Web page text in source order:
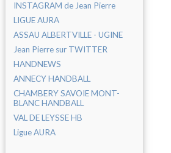
INSTAGRAM de Jean Pierre
LIGUE AURA
ASSAU ALBERTVILLE - UGINE
Jean Pierre sur TWITTER
HANDNEWS
ANNECY HANDBALL
CHAMBERY SAVOIE MONT-
BLANC HANDBALL
VAL DE LEYSSE HB
Ligue AURA